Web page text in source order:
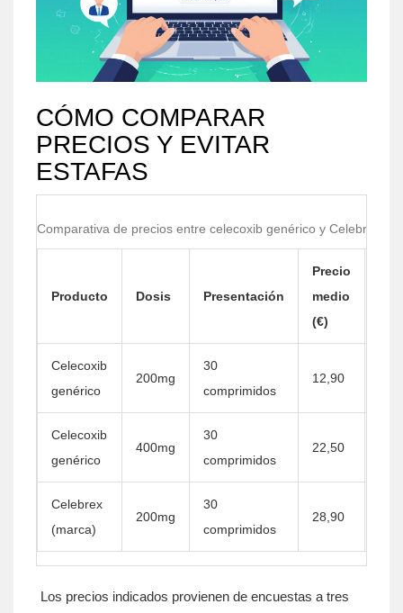
CÓMO COMPARAR
PRECIOS Y EVITAR
ESTAFAS
Comparativa de precios entre celecoxib genérico y Celebrex
Producto Dosis Presentación
Precio
medio
(€)
Celecoxib
genérico
200mg
30
comprimidos
12,90
Celecoxib
genérico
400mg
30
comprimidos
22,50
Celebrex
(marca)
200mg
30
comprimidos
28,90
Los precios indicados provienen de encuestas a tres